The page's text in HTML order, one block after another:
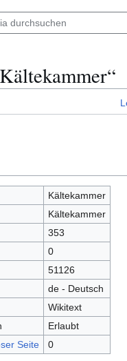
Kältekammer
Kältekammer
353
0
51126
de - Deutsch
Wikitext
Erlaubt
Seite
0